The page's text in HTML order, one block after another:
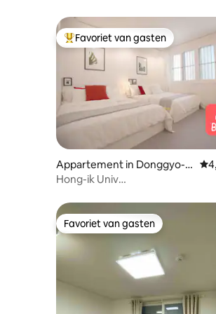
Topfavoriet van gasten
Favoriet van gasten
Appartement in Donggyo-d
ong, Mapo-gu
Hong-ik Univ
Favoriet van gasten
Favoriet van gasten